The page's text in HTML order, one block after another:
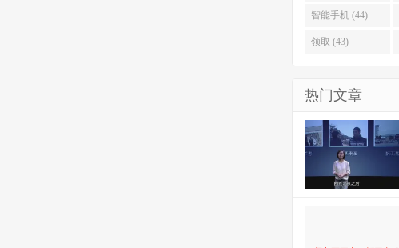
智能手机 (44)
领取 (43)
热门文章